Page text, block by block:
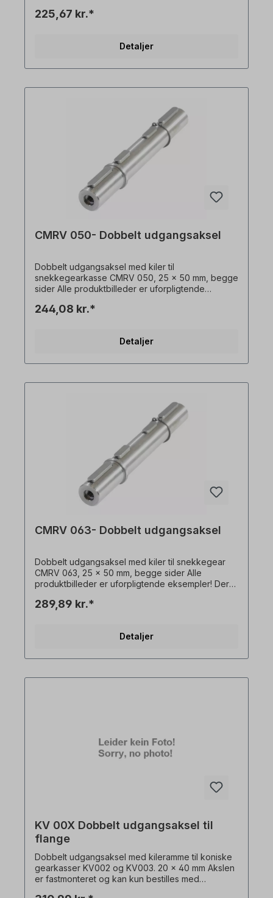
225,67 kr.*
Detaljer
CMRV 050- Dobbelt udgangsaksel
Dobbelt udgangsaksel med kiler til
snekkegearkasse CMRV 050, 25 x 50 mm, begge
sider Alle produktbilleder er uforpligtende
ændringer.
244,08 kr.*
Detaljer
CMRV 063- Dobbelt udgangsaksel
Dobbelt udgangsaksel med kiler til snekkegear
CMRV 063, 25 x 50 mm, begge sider Alle
produktbilleder er uforpligtende eksempler! Der
289,89 kr.*
Detaljer
KV 00X Dobbelt udgangsaksel til
flange
Dobbelt udgangsaksel med kileramme til koniske
gearkasser KV002 og KV003. 20 x 40 mm Akslen
er fastmonteret og kan kun bestilles med